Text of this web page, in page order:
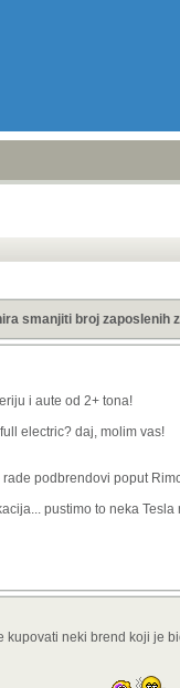
smanjiti broj zaposlenih
i aute od 2+ tona!
electric? daj, molim vas!
podbrendovi poput
pustimo to neka
neki brend koji je